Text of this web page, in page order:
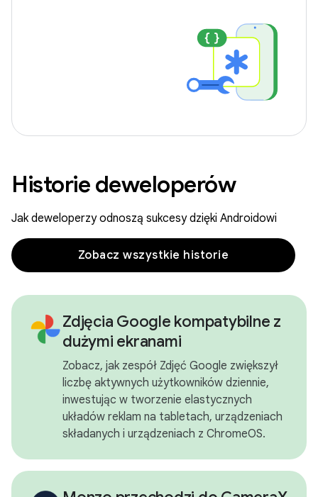
Historie deweloperów
Jak deweloperzy odnoszą sukcesy dzięki Androidowi
Zobacz wszystkie historie
Zdjęcia Google kompatybilne z
dużymi ekranami
Zobacz, jak zespół Zdjęć Google zwiększył
liczbę aktywnych użytkowników dziennie,
inwestując w tworzenie elastycznych
układów reklam na tabletach, urządzeniach
składanych i urządzeniach z ChromeOS.